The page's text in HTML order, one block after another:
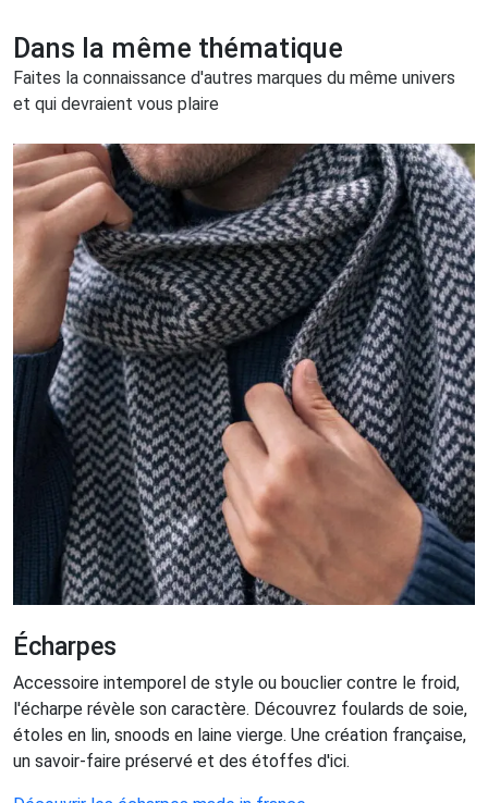
Dans la même thématique
Faites la connaissance d'autres marques du même univers
et qui devraient vous plaire
Écharpes
Accessoire intemporel de style ou bouclier contre le froid,
l'écharpe révèle son caractère. Découvrez foulards de soie,
étoles en lin, snoods en laine vierge. Une création française,
un savoir-faire préservé et des étoffes d'ici.